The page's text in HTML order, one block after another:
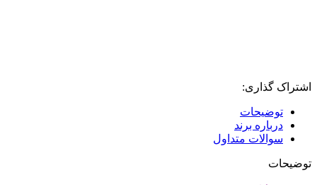
اشتراک گذاری:
توضیحات
درباره برند
سوالات متداول
توضیحات